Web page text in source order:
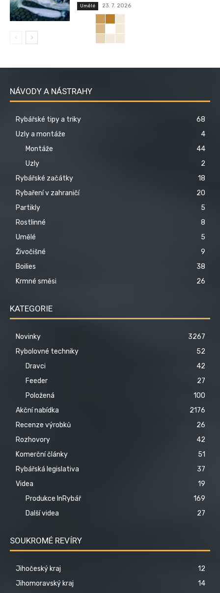
Umělé 23. 7. 2026
NÁVODY A NÁSTRAHY
Rybářské tipy a triky
68
Uzly a montáže
4
Montáže
44
Uzly
2
Rybářské začátky
18
Rybaření v zahraničí
20
Partikly
5
Rostlinné
8
Umělé
5
Živočišné
9
Boilies
38
Krmné směsi
26
KATEGORIE
Novinky
3267
Rybolovné techniky
52
Dravci
42
Feeder
27
Položená
100
Akční nabídka
2176
Recenze výrobků
26
Rozhovory
42
Komerční články
51
Rybářská legislativa
37
Videa
19
Produkce InRybář
169
Další videa
27
SOUKROMÉ REVÍRY
Jihočeský kraj
12
Jihomoravský kraj
14